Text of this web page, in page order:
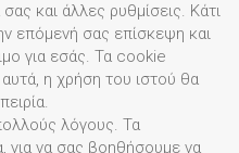
και άλλες ρυθμίσεις. Κάτι
επόμενή σας επίσκεψη και
για εσάς. Τα cookie
η χρήση του ιστού θα
λόγους. Τα
για να σας βοηθήσουμε να